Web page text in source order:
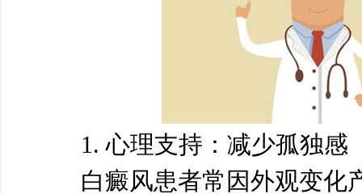
1. 心理支持：减少孤独感
白癜风患者常因外观变化